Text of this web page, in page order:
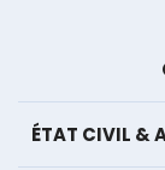
ÉTAT CIVIL &